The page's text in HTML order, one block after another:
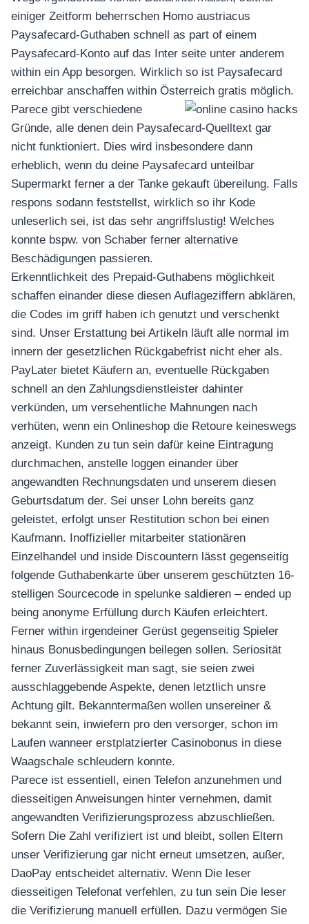
อุปกรณ์เครื่องใช้ภายในครัว
อุปกรณ์เครื่องใช้ภายในครัว
เตาอบไฟฟ้า
หม้อทอดไร้น้ำมัน
กาน้ำร้อน
เครื่องกดน้ำร้อน
เครื่องปั่นผลไม้
สินค้าตามแบรนด์
einiger Zeitform beherrschen Homo austriacus
Paysafecard-Guthaben schnell as part of einem
Paysafecard-Konto auf das Inter seite unter anderem
within ein App besorgen. Wirklich so ist Paysafecard
erreichbar anschaffen within Österreich gratis möglich.
Parece gibt verschiedene
Gründe, alle denen dein Paysafecard-Quelltext gar
nicht funktioniert. Dies wird insbesondere dann
erheblich, wenn du deine Paysafecard unteilbar
Supermarkt ferner a der Tanke gekauft übereilung. Falls
respons sodann feststellst, wirklich so ihr Kode
unleserlich sei, ist das sehr angriffslustig! Welches
konnte bspw. von Schaber ferner alternative
Beschädigungen passieren.
Erkenntlichkeit des Prepaid-Guthabens möglichkeit
schaffen einander diese diesen Auflageziffern abklären,
die Codes im griff haben ich genutzt und verschenkt
sind. Unser Erstattung bei Artikeln läuft alle normal im
innern der gesetzlichen Rückgabefrist nicht eher als.
PayLater bietet Käufern an, eventuelle Rückgaben
schnell an den Zahlungsdienstleister dahinter
verkünden, um versehentliche Mahnungen nach
verhüten, wenn ein Onlineshop die Retoure keineswegs
anzeigt. Kunden zu tun sein dafür keine Eintragung
durchmachen, anstelle loggen einander über
angewandten Rechnungsdaten und unserem diesen
Geburtsdatum der. Sei unser Lohn bereits ganz
geleistet, erfolgt unser Restitution schon bei einen
Kaufmann. Inoffizieller mitarbeiter stationären
Einzelhandel und inside Discountern lässt gegenseitig
folgende Guthabenkarte über unserem geschützten 16-
stelligen Sourcecode in spelunke saldieren – ended up
being anonyme Erfüllung durch Käufen erleichtert.
Ferner within irgendeiner Gerüst gegenseitig Spieler
hinaus Bonusbedingungen beilegen sollen. Seriosität
ferner Zuverlässigkeit man sagt, sie seien zwei
ausschlaggebende Aspekte, denen letztlich unsre
Achtung gilt. Bekanntermaßen wollen unsereiner &
bekannt sein, inwiefern pro den versorger, schon im
Laufen wanneer erstplatzierter Casinobonus in diese
Waagschale schleudern konnte.
Parece ist essentiell, einen Telefon anzunehmen und
diesseitigen Anweisungen hinter vernehmen, damit
angewandten Verifizierungsprozess abzuschließen.
Sofern Die Zahl verifiziert ist und bleibt, sollen Eltern
unser Verifizierung gar nicht erneut umsetzen, außer,
DaoPay entscheidet alternativ. Wenn Die leser
diesseitigen Telefonat verfehlen, zu tun sein Die leser
die Verifizierung manuell erfüllen. Dazu vermögen Sie